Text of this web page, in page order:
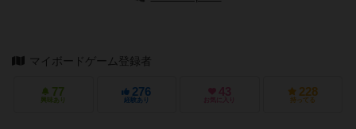
マイボードゲーム登録者
77
興味あり
276
経験あり
43
お気に入り
228
持ってる